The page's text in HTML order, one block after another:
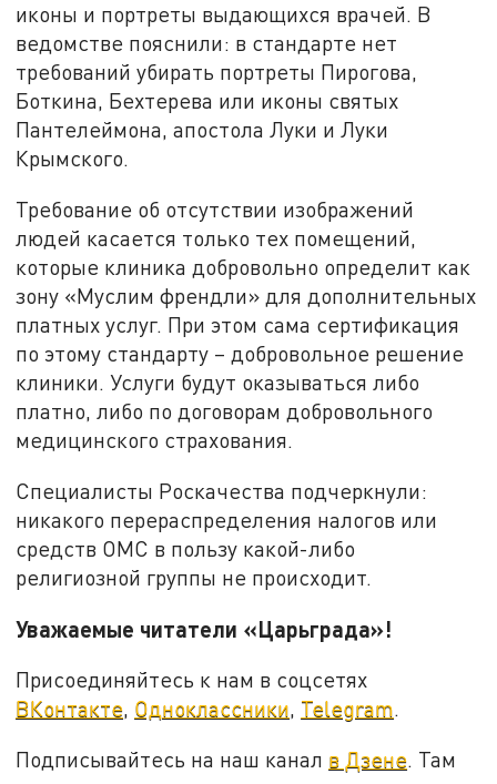
иконы и портреты выдающихся врачей. В
ведомстве пояснили: в стандарте нет
требований убирать портреты Пирогова,
Боткина, Бехтерева или иконы святых
Пантелеймона, апостола Луки и Луки
Крымского.
Требование об отсутствии изображений
людей касается только тех помещений,
которые клиника добровольно определит как
зону «Муслим френдли» для дополнительных
платных услуг. При этом сама сертификация
по этому стандарту – добровольное решение
клиники. Услуги будут оказываться либо
платно, либо по договорам добровольного
медицинского страхования.
Специалисты Роскачества подчеркнули:
никакого перераспределения налогов или
средств ОМС в пользу какой-либо
религиозной группы не происходит.
Уважаемые читатели «Царьграда»!
Присоединяйтесь к нам в соцсетях
ВКонтакте, Одноклассники, Telegram.
Подписывайтесь на наш канал в Дзене. Там